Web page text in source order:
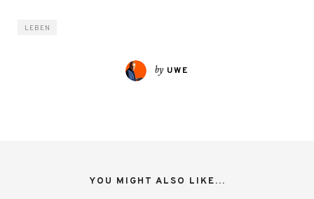
LEBEN
by UWE
YOU MIGHT ALSO LIKE...